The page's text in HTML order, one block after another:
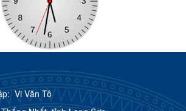
Vi Văn Tô